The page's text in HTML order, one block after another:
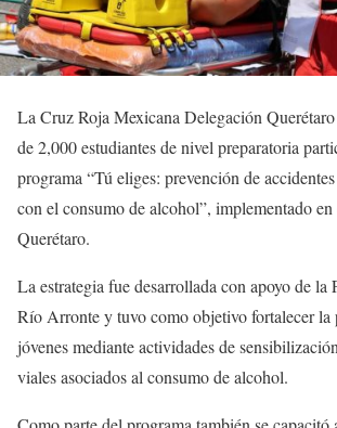
La Cruz Roja Mexicana Delegación
de 2,000 estudiantes de nivel preparatoria
programa “Tú eliges: prevención de
con el consumo de alcohol”, implementado
Querétaro.
La estrategia fue desarrollada con apoyo de
Río Arronte y tuvo como objetivo fortalecer la
jóvenes mediante actividades de
viales asociados al consumo de alcohol.